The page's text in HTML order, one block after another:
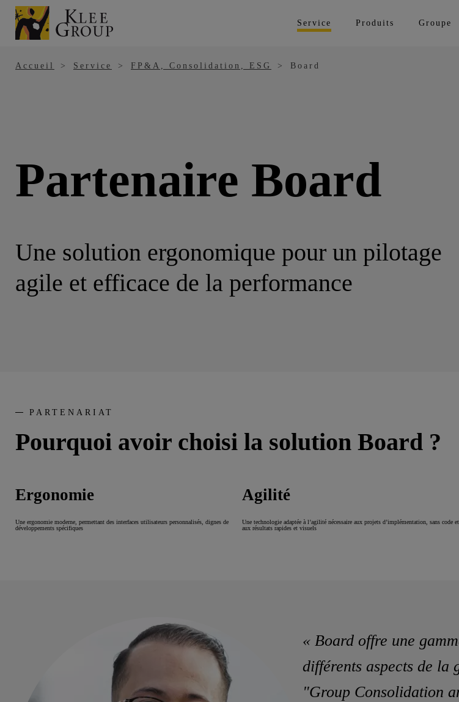
Aller
au
contenu
principal
Service Produits Groupe
Accueil Service FP&A, Consolidation, ESG Board
Partenaire Board
Une solution ergonomique pour un pilotage
agile et efficace de la performance
Pourquoi avoir choisi la solution Board ?
PARTENARIAT
Ergonomie
Une ergonomie moderne, permettant des interfaces utilisateurs personnalisés, dignes de
développements spécifiques
Agilité
Une technologie adaptée à l’agilité nécessaire aux projets d’implémentation, sans code et
aux résultats rapides et visuels
« Board offre une
différents aspects de la
"Group Consolidation